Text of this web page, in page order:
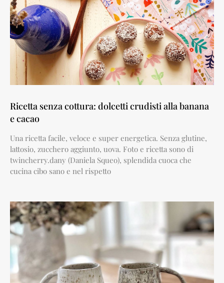
Ricetta senza cottura: dolcetti crudisti alla banana
e cacao
Una ricetta facile, veloce e super energetica. Senza glutine,
lattosio, zucchero aggiunto, uova. Foto e ricetta sono di
twincherry.dany (Daniela Squeo), splendida cuoca che
cucina cibo sano e nel rispetto